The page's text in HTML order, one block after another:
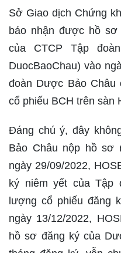
Sở Giao dịch Chứng
báo nhận được hồ
của CTCP Tập
DuocBaoChau) vào
đoàn Dược Bảo Châu
cổ phiếu BCH trên sàn
Đáng chú ý, đây
Bảo Châu nộp hồ sơ
ngày 29/09/2022,
ký niêm yết của Tập
lượng cổ phiếu đăng
ngày 13/12/2022,
hồ sơ đăng ký của